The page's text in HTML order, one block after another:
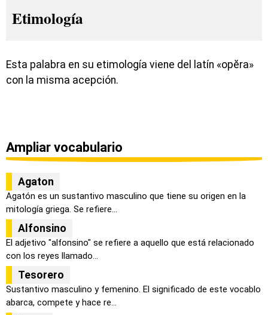
Etimología
Esta palabra en su etimología viene del latín «opĕra»
con la misma acepción.
Ampliar vocabulario
Agaton
Agatón es un sustantivo masculino que tiene su origen en la
mitología griega. Se refiere...
Alfonsino
El adjetivo "alfonsino" se refiere a aquello que está relacionado
con los reyes llamado...
Tesorero
Sustantivo masculino y femenino. El significado de este vocablo
abarca, compete y hace re...